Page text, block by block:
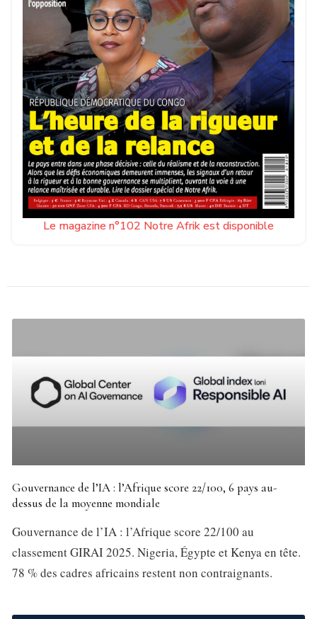
Le magazine n°102 Notre Afrik est disponible
Gouvernance de l’IA : l’Afrique score 22/100, 6 pays au-
dessus de la moyenne mondiale
Gouvernance de l’IA : l’Afrique score 22/100 au
classement GIRAI 2025. Nigeria, Égypte et Kenya en tête.
78 % des cadres africains restent non contraignants.